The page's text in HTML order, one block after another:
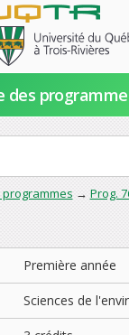
des
→ Prog.
Première année
Sciences de